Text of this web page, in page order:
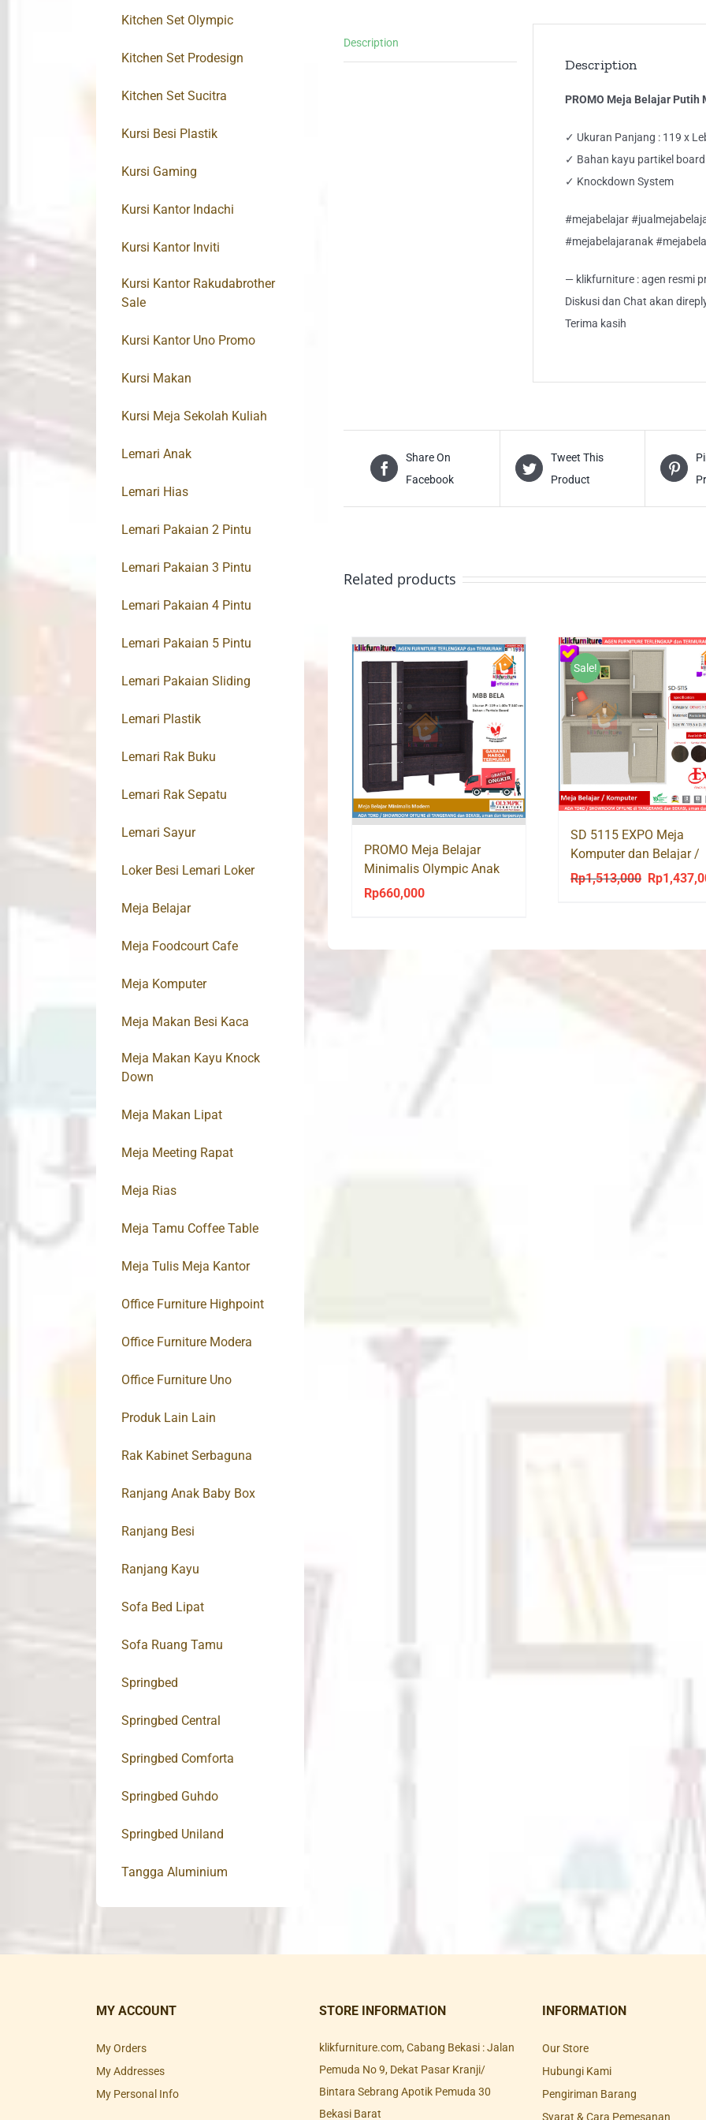
Description
Description
PROMO Meja Belajar Putih
✓ Ukuran Panjang : 119 x
✓ Bahan kayu partikel
✓ Knockdown System
#mejabelajar
#mejabelajaranak
— klikfurniture : agen resmi
Diskusi dan Chat akan
Terima kasih
Share On
Facebook
Tweet This
Product
Related products
PROMO Meja Belajar
Minimalis Olympic Anak
MBB BELA
Rp660,000
Sale!
SD 5115 EXPO Meja
Komputer dan Belajar /
Study Desk Anak
Rp1,513,000
Original
Rp
Kitchen Set Olympic
Kitchen Set Prodesign
Kitchen Set Sucitra
Kursi Besi Plastik
Kursi Gaming
Kursi Kantor Indachi
Kursi Kantor Inviti
Kursi Kantor Rakudabrother
Sale
Kursi Kantor Uno Promo
Kursi Makan
Kursi Meja Sekolah Kuliah
Lemari Anak
Lemari Hias
Lemari Pakaian 2 Pintu
Lemari Pakaian 3 Pintu
Lemari Pakaian 4 Pintu
Lemari Pakaian 5 Pintu
Lemari Pakaian Sliding
Lemari Plastik
Lemari Rak Buku
Lemari Rak Sepatu
Lemari Sayur
Loker Besi Lemari Loker
Meja Belajar
Meja Foodcourt Cafe
Meja Komputer
Meja Makan Besi Kaca
Meja Makan Kayu Knock
Down
Meja Makan Lipat
Meja Meeting Rapat
Meja Rias
Meja Tamu Coffee Table
Meja Tulis Meja Kantor
Office Furniture Highpoint
Office Furniture Modera
Office Furniture Uno
Produk Lain Lain
Rak Kabinet Serbaguna
Ranjang Anak Baby Box
Ranjang Besi
Ranjang Kayu
Sofa Bed Lipat
Sofa Ruang Tamu
Springbed
Springbed Central
Springbed Comforta
Springbed Guhdo
Springbed Uniland
Tangga Aluminium
MY ACCOUNT
My Orders
My Addresses
My Personal Info
STORE INFORMATION
klikfurniture.com, Cabang Bekasi : Jalan
Pemuda No 9, Dekat Pasar Kranji/
Bintara Sebrang Apotik Pemuda 30
Bekasi Barat
INFORMATION
Our Store
Hubungi Kami
Pengiriman Barang
Syarat & Cara Pemesanan